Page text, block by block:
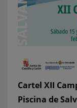
Cartel XII
Piscina de